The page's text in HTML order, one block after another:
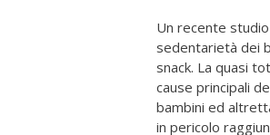
Un recente
sedentarietà dei
snack. La quasi
cause principali
bambini ed
in pericolo